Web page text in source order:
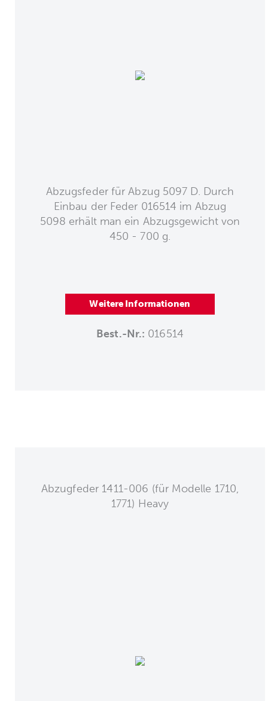
Abzugsfeder für Abzug 5097 D. Durch
Einbau der Feder 016514 im Abzug
5098 erhält man ein Abzugsgewicht von
450 - 700 g.
Weitere Informationen
Best.-Nr.: 016514
Abzugfeder 1411-006 (für Modelle 1710,
1771) Heavy